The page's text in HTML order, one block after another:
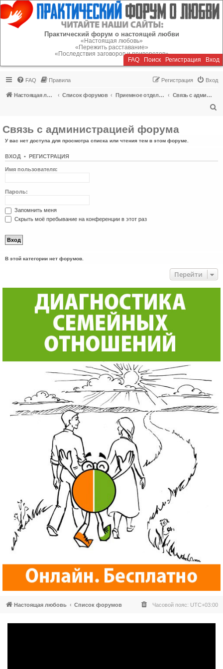
Регистрация
Практический форум о настоящей любви
«Настоящая любовь»
«Пережить расставание»
«Последствия заговоров и приворотов»
FAQ Поиск Регистрация Вход
FAQ Правила Вход
Регистрация
Настоящая любовь Список форумов Приемное отделение
Связь с администрацией форума
Связь с администрацией форума
У вас нет доступа для просмотра списка или чтения тем в этом форуме.
ВХОД • РЕГИСТРАЦИЯ
Имя пользователя:
Пароль:
Запомнить меня
Скрыть моё пребывание на конференции в этот раз
В этой категории нет форумов.
Перейти
Настоящая любовь Список форумов Часовой пояс: UTC+03:00